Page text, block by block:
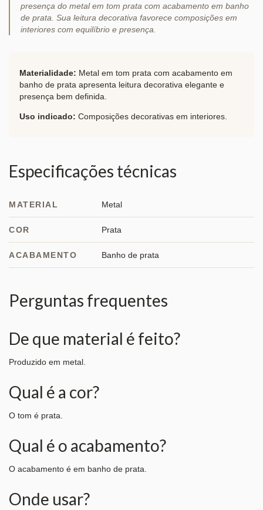
presença do metal em tom prata com acabamento em banho
de prata. Sua leitura decorativa favorece composições em
interiores com equilíbrio e presença.
Materialidade: Metal em tom prata com acabamento em
banho de prata apresenta leitura decorativa elegante e
presença bem definida.
Uso indicado: Composições decorativas em interiores.
Especificações técnicas
MATERIAL Metal
COR Prata
ACABAMENTO Banho de prata
Perguntas frequentes
De que material é feito?
Produzido em metal.
Qual é a cor?
O tom é prata.
Qual é o acabamento?
O acabamento é em banho de prata.
Onde usar?